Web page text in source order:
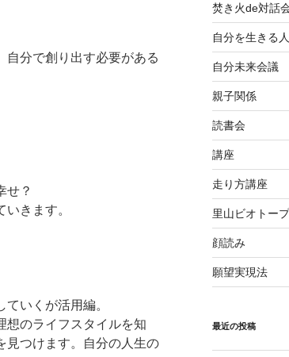
自分で創り出す必要がある
せ？
きます。
いくが活用編。
想のライフスタイルを知
見つけます。自分の人生の
焚き火de対話
自分を生きる
自分未来会議
親子関係
読書会
講座
走り方講座
里山ビオトープ
顔読み
願望実現法
最近の投稿